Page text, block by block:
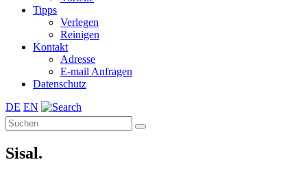
Tipps
Verlegen
Reinigen
Kontakt
Adresse
E-mail Anfragen
Datenschutz
DE EN
Sisal.